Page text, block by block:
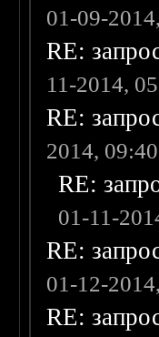
01-09-
RE:
11-2014,
RE:
2014,
RE:
01-11-
RE:
01-12-
RE: